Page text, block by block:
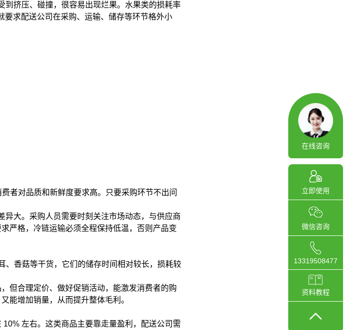
挤压、碰撞，很容易出现烂果。水果类的损耗率
要求配送公司在采购、运输、储存等环节格外小
者对品质和新鲜度要求高。只要采购环节不出问
大。采购人员需要时刻关注市场动态，与供应商
严格，冷链运输必须全程保持低温，否则产品变
、香菇等干货，它们的储存时间相对较长，损耗较
但合理定价、做好促销活动，能激发消费者的购
能增加销量，从而提升整体毛利。
10% 左右。这类商品主要靠走量盈利，配送公司需
在线咨询
立即使用
微信咨询
13319508477
资料教程